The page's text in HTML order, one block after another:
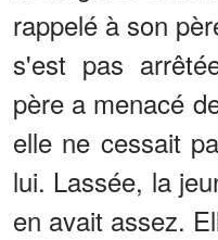
rappelé à son
s'est pas
père a menacé
elle ne cessait
lui. Lassée, la
en avait assez.